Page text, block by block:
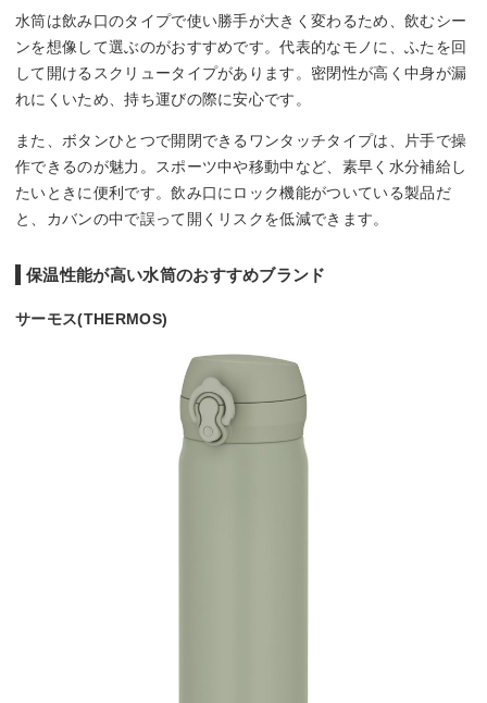
水筒は飲み口のタイプで使い勝手が大きく変わるため、飲むシー
ンを想像して選ぶのがおすすめです。代表的なモノに、ふたを回
して開けるスクリュータイプがあります。密閉性が高く中身が漏
れにくいため、持ち運びの際に安心です。
また、ボタンひとつで開閉できるワンタッチタイプは、片手で操
作できるのが魅力。スポーツ中や移動中など、素早く水分補給し
たいときに便利です。飲み口にロック機能がついている製品だ
と、カバンの中で誤って開くリスクを低減できます。
保温性能が高い水筒のおすすめブランド
サーモス(THERMOS)